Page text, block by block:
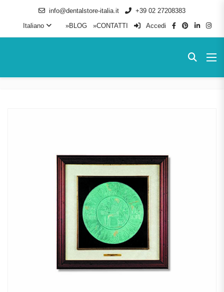
info@dentalstore-italia.it
+39 02 27208383
Italiano
»BLOG »CONTATTI Accedi